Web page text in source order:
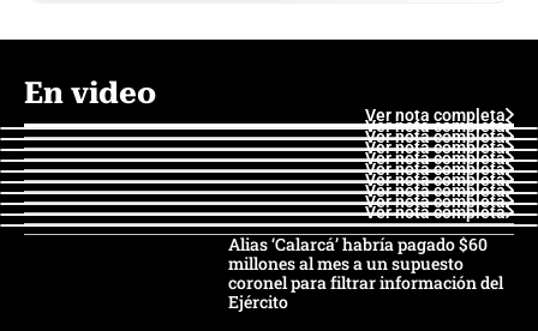
En video
Ver nota completa
Ver nota completa
Ver nota completa
Ver nota completa
Ver nota completa
Ver nota completa
Ver nota completa
Ver nota completa
Ver nota completa
Ver nota completa
Alias ‘Calarcá’ habría pagado $60
millones al mes a un supuesto
coronel para filtrar información del
Ejército